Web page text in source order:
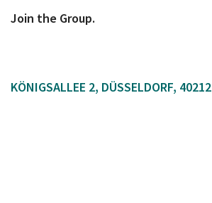
Join the Group.
KÖNIGSALLEE 2, DÜSSELDORF, 40212